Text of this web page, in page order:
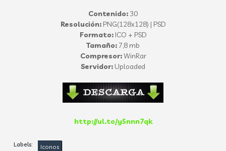
Contenido: 30
Resolución:PNG(128x128) | PSD
Formato:ICO + PSD
Tamaño:7,8 mb
Compresor:WinRar
Servidor: Uploaded
http://ul.to/y5nnn7qk
Labels: Iconos